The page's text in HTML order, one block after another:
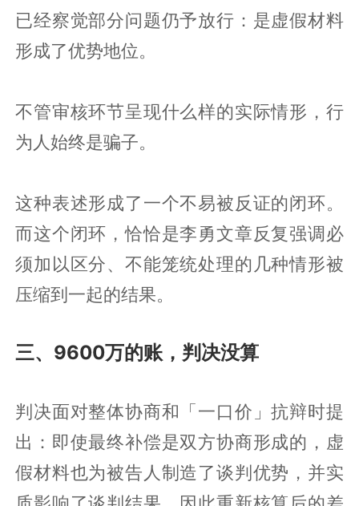
已经察觉部分问题仍予放行：是虚假材料
形成了优势地位。
不管审核环节呈现什么样的实际情形，行
为人始终是骗子。
这种表述形成了一个不易被反证的闭环。
而这个闭环，恰恰是李勇文章反复强调必
须加以区分、不能笼统处理的几种情形被
压缩到一起的结果。
三、9600万的账，判决没算
判决面对整体协商和「一口价」抗辩时提
出：即使最终补偿是双方协商形成的，虚
假材料也为被告人制造了谈判优势，并实